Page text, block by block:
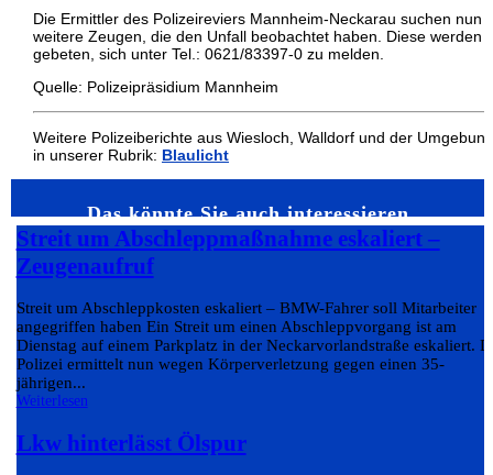
Die Ermittler des Polizeireviers Mannheim-Neckarau suchen nun
weitere Zeugen, die den Unfall beobachtet haben. Diese werden
gebeten, sich unter Tel.: 0621/83397-0 zu melden.
Quelle: Polizeipräsidium Mannheim
Weitere Polizeiberichte aus Wiesloch, Walldorf und der Umgebung
in unserer Rubrik: Blaulicht
Das könnte Sie auch interessieren…
Streit um Abschleppmaßnahme eskaliert –
Zeugenaufruf
Streit um Abschleppkosten eskaliert – BMW-Fahrer soll Mitarbeiter
angegriffen haben Ein Streit um einen Abschleppvorgang ist am
Dienstag auf einem Parkplatz in der Neckarvorlandstraße eskaliert.
Polizei ermittelt nun wegen Körperverletzung gegen einen 35-
jährigen...
Weiterlesen
Lkw hinterlässt Ölspur